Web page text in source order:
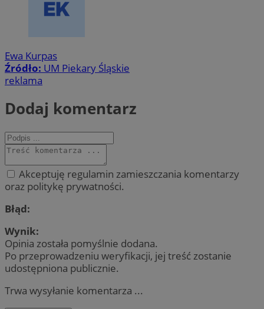
Ewa Kurpas
Źródło: UM Piekary Śląskie
reklama
Dodaj komentarz
Akceptuję regulamin zamieszczania komentarzy
oraz politykę prywatności.
Błąd:
Wynik:
Opinia została pomyślnie dodana.
Po przeprowadzeniu weryfikacji, jej treść zostanie
udostępniona publicznie.
Trwa wysyłanie komentarza ...